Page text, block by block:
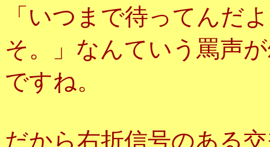
「いつまで待ってんだ
そ。」なんていう罵声
ですね。
だから右折信号のある